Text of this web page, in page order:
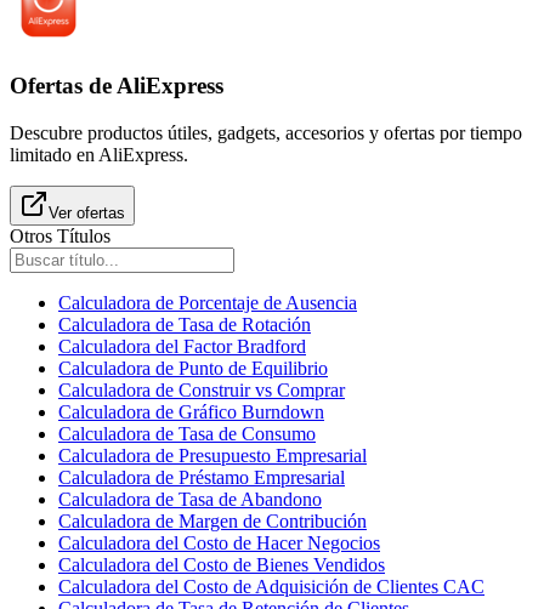
Ofertas de AliExpress
Descubre productos útiles, gadgets, accesorios y ofertas por tiempo
limitado en AliExpress.
Ver ofertas
Otros Títulos
Calculadora de Porcentaje de Ausencia
Calculadora de Tasa de Rotación
Calculadora del Factor Bradford
Calculadora de Punto de Equilibrio
Calculadora de Construir vs Comprar
Calculadora de Gráfico Burndown
Calculadora de Tasa de Consumo
Calculadora de Presupuesto Empresarial
Calculadora de Préstamo Empresarial
Calculadora de Tasa de Abandono
Calculadora de Margen de Contribución
Calculadora del Costo de Hacer Negocios
Calculadora del Costo de Bienes Vendidos
Calculadora del Costo de Adquisición de Clientes CAC